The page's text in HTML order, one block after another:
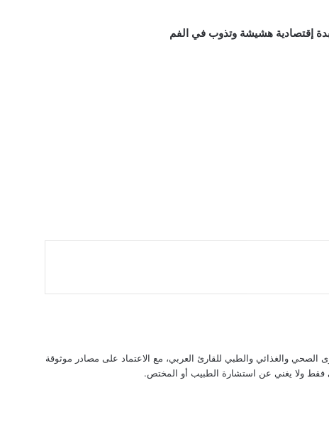
إقتصادية هشيشة وتذوب في الفم
الصحي والغذائي والطبي للقارئ العربي، مع الاعتماد على مصادر موثوقة
فقط ولا يغني عن استشارة الطبيب أو المختص.